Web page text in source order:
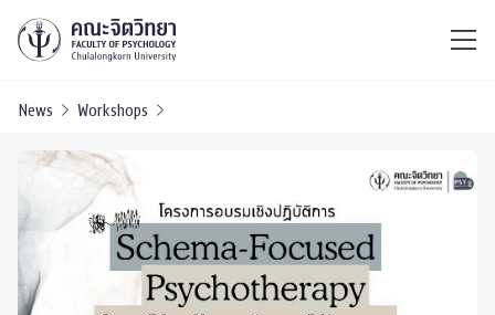
News Workshops